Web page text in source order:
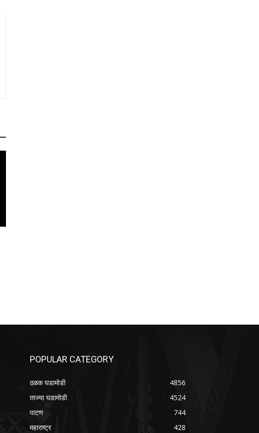
POPULAR CATEGORY
ठळक घडामोडी
4856
ताज्या घडामोडी
4524
पाटण
744
महाराष्ट्र
428